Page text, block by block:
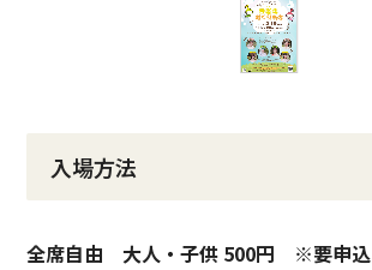
入場方法
全席自由 大人・子供 500円 ※要申込